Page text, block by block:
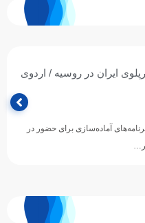
برابر ازبکستان پنجم آسیا
خود از دوازدهمین دوره مسابقات